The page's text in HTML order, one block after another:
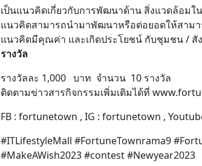
เป็นแนวคิดเกี่ยวกับการพัฒนาด้าน สิ่งแวดล้อม
แนวคิดสามารถนำมาพัฒนาหรือต่อยอดให้สามา
แนวคิดมีคุณค่า และเกิดประโยชน์ กับชุมชน / สั
รางวัล
รางวัลละ 1,000 บาท จำนวน 10 รางวัล
ติดตามข่าวสารกิจกรรมเพิ่มเติมได้ที่
FB : fortunetown , IG : fortunetown ,
#ITLifestyleMall #FortuneTownrama9
#MakeAWish2023 #contest #Newyear2023